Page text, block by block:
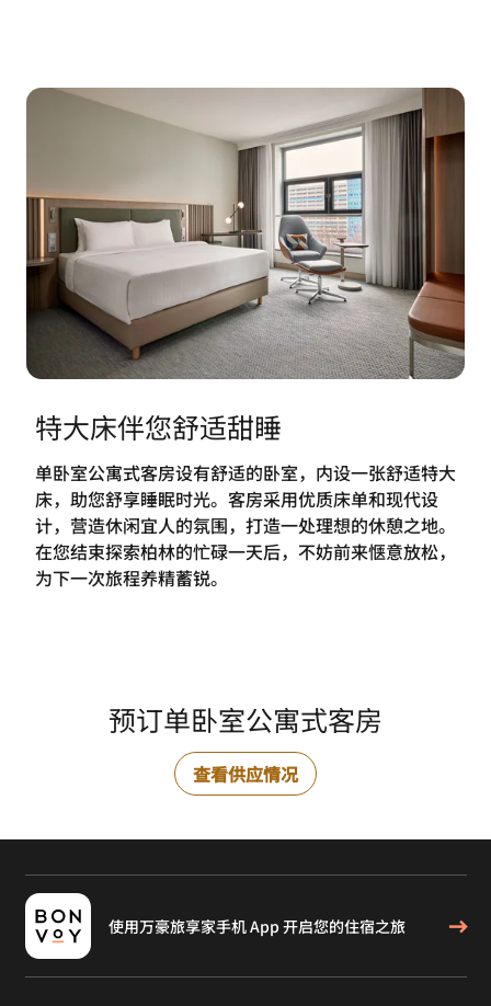
特大床伴您舒适甜睡
单卧室公寓式客房设有舒适的卧室，内设一张舒适特大
床，助您舒享睡眠时光。客房采用优质床单和现代设
计，营造休闲宜人的氛围，打造一处理想的休憩之地。
在您结束探索柏林的忙碌一天后，不妨前来惬意放松，
为下一次旅程养精蓄锐。
预订单卧室公寓式客房
查看供应情况
使用万豪旅享家手机 App 开启您的住宿之旅